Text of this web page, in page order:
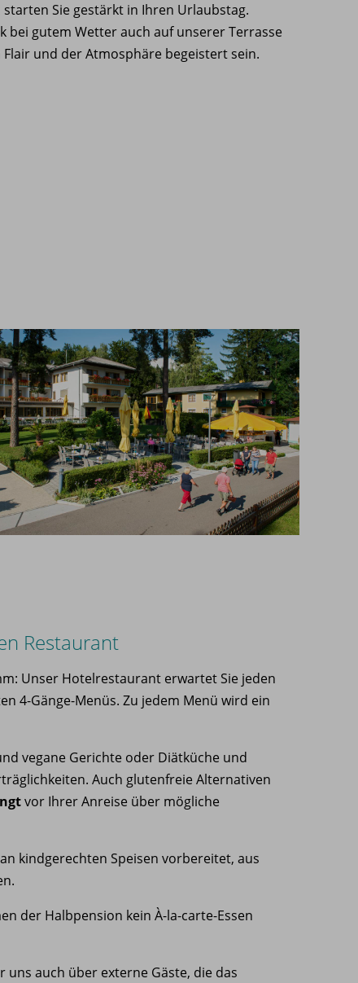
Sie gestärkt in Ihren Urlaubstag.
bei gutem Wetter auch auf unserer Terrasse
Flair und der Atmosphäre begeistert sein.
Restaurant
Unser Hotelrestaurant erwartet Sie jeden
4-Gänge-Menüs. Zu jedem Menü wird ein
vegane Gerichte oder Diätküche und
Auch glutenfreie Alternativen
vor Ihrer Anreise über mögliche
kindgerechten Speisen vorbereitet, aus
der Halbpension kein À-la-carte-Essen
auch über externe Gäste, die das